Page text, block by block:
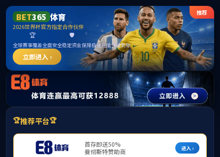
首页 学院概况 师资队伍